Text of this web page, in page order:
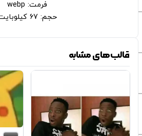
فرمت: webp
حجم: 67 کیلوبایت
قالب‌های مشابه